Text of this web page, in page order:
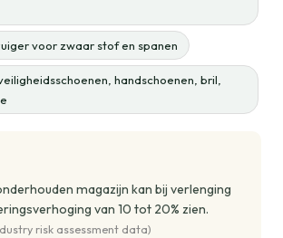
voor zwaar stof en spanen
handschoenen, bril,
magazijn kan bij verlenging
van 10 tot 20% zien.
risk assessment data)